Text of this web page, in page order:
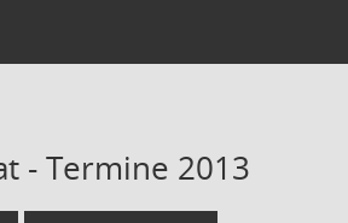
- Termine 2013